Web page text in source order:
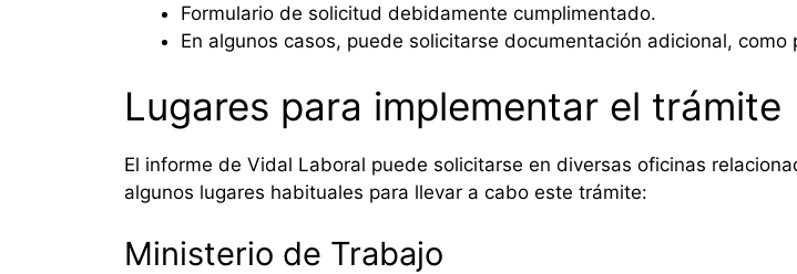
Formulario de solicitud debidamente cumplimentado.
En algunos casos, puede solicitarse documentación adicional,
Lugares para implementar el trámite
El informe de Vidal Laboral puede solicitarse en diversas oficinas
algunos lugares habituales para llevar a cabo este trámite:
Ministerio de Trabajo